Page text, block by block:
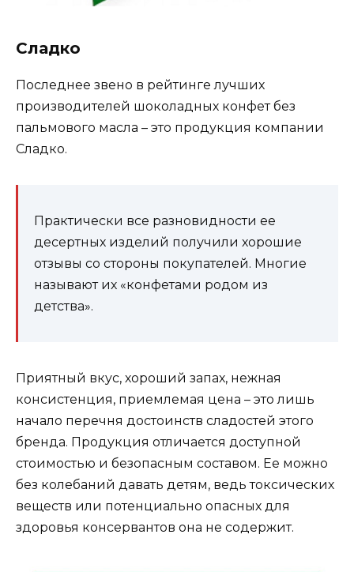
Сладко
Последнее звено в рейтинге лучших
производителей шоколадных конфет без
пальмового масла – это продукция компании
Сладко.
Практически все разновидности ее
десертных изделий получили хорошие
отзывы со стороны покупателей. Многие
называют их «конфетами родом из
детства».
Приятный вкус, хороший запах, нежная
консистенция, приемлемая цена – это лишь
начало перечня достоинств сладостей этого
бренда. Продукция отличается доступной
стоимостью и безопасным составом. Ее можно
без колебаний давать детям, ведь токсических
веществ или потенциально опасных для
здоровья консервантов она не содержит.